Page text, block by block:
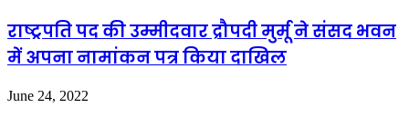
राष्ट्रपति पद की उम्मीदवार द्रौपदी मुर्मू ने संसद भवन
में अपना नामांकन पत्र किया दाखिल
June 24, 2022